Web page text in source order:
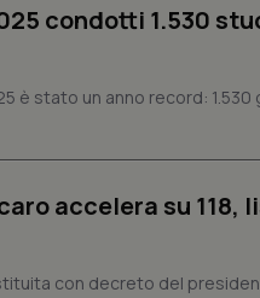
condotti 1.530
è stato un anno record: 1.530
accelera su 118,
con decreto del
preferenze siano onorate nelle
dei cookie di Cookie-Script.com
4
Questo cookie è impostato
Questo cookie è impostato
1
Questo nome di cookie è